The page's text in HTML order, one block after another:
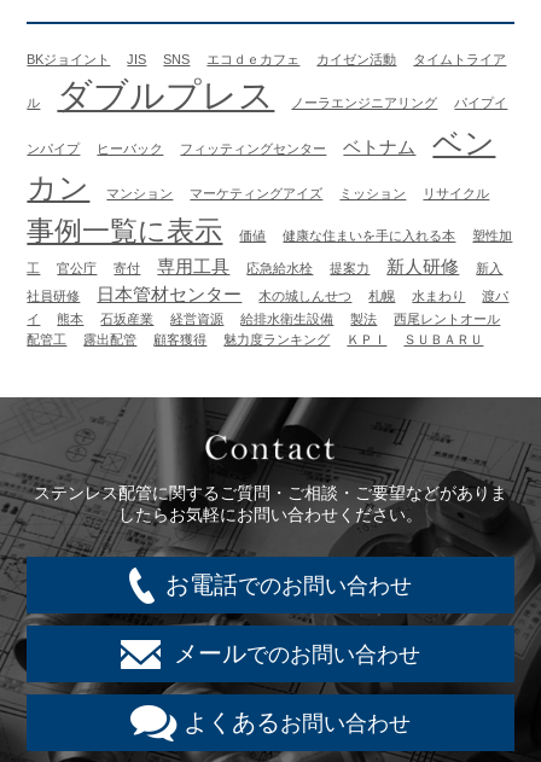
BKジョイント JIS SNS エコｄｅカフェ カイゼン活動 タイムトライア
ル ダブルプレス ノーラエンジニアリング パイプイ
ンパイプ ヒーバック フィッティングセンター ベトナム
ベン
カン
マンション マーケティングアイズ ミッション リサイクル
事例一覧に表示 価値 健康な住まいを手に入れる本 塑性加
工 官公庁 寄付 専用工具 応急給水栓 提案力 新人研修
新入
社員研修
日本管材センター 木の城しんせつ 札幌 水まわり
渡パ
イ
熊本 石坂産業 経営資源 給排水衛生設備 製法
西尾レントオール
配管工
露出配管 顧客獲得 魅力度ランキング ＫＰＩ ＳＵＢＡＲＵ
ステンレス配管に関するご質問・ご相談・ご要望などがありま
したらお気軽にお問い合わせください。
お電話でのお問い合わせ
メールでのお問い合わせ
よくあるお問い合わせ